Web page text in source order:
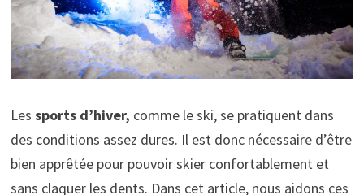
Les sports d’hiver, comme le ski, se pratiquent dans
des conditions assez dures. Il est donc nécessaire d’être
bien apprêtée pour pouvoir skier confortablement et
sans claquer les dents. Dans cet article, nous aidons ces